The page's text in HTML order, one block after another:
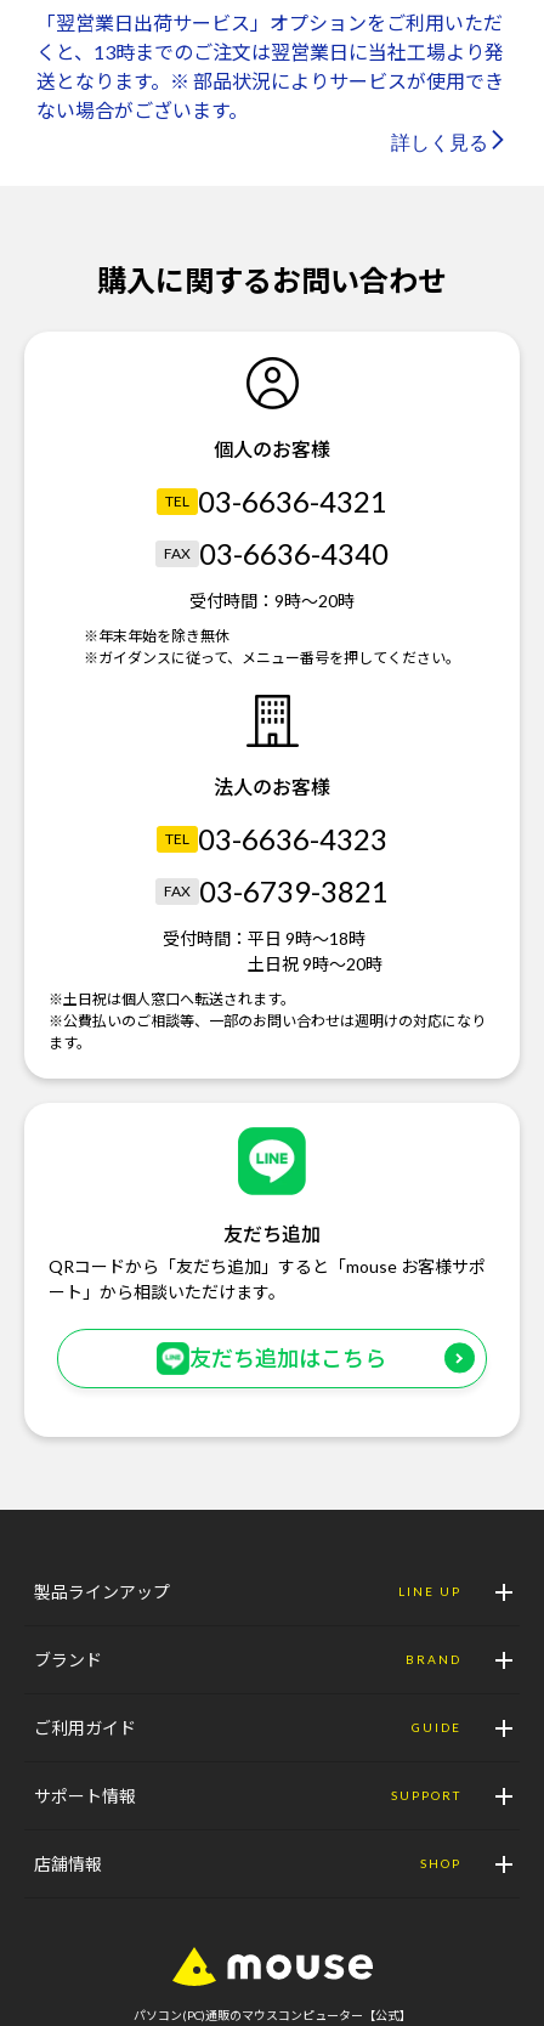
「翌営業日出荷サービス」オプションをご利用いただ
くと、13時までのご注文は翌営業日に当社工場より発
送となります。※ 部品状況によりサービスが使用でき
ない場合がございます。
詳しく見る
購入に関するお問い合わせ
個人のお客様
TEL 03-6636-4321
FAX 03-6636-4340
受付時間： 9時～20時
※年末年始を除き無休
※ガイダンスに従って、メニュー番号を押してください。
法人のお客様
TEL 03-6636-4323
FAX 03-6739-3821
受付時間： 平日 9時～18時
土日祝 9時～20時
※土日祝は個人窓口へ転送されます。
※公費払いのご相談等、一部のお問い合わせは週明けの対応になり
ます。
友だち追加
QRコードから「友だち追加」すると「mouse お客様サポ
ート」から相談いただけます。
友だち追加はこちら
製品ラインアップ LINE UP
ブランド BRAND
ご利用ガイド GUIDE
サポート情報 SUPPORT
店舗情報 SHOP
パソコン(PC)通販のマウスコンピューター【公式】